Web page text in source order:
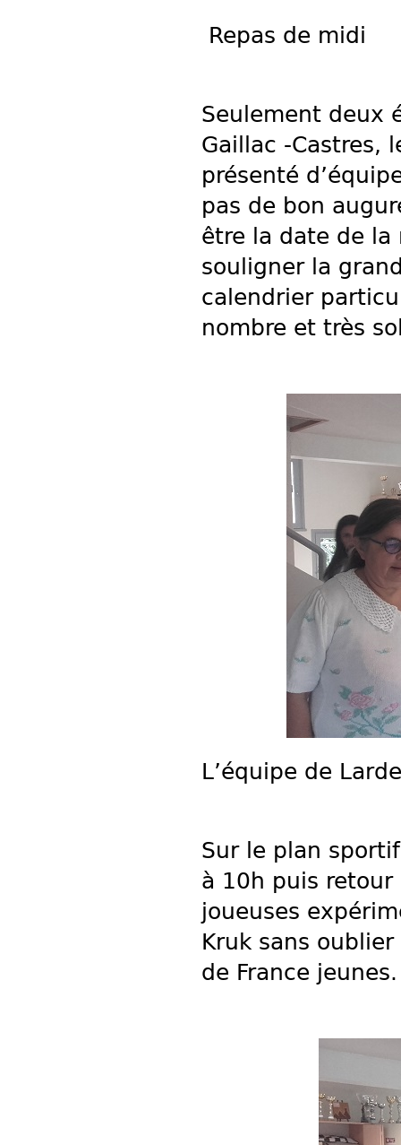
Repas de midi
Seulement deux
Gaillac -Castres,
présenté
pas de bon
être la date de la
souligner la
calendrier
nombre et très
L’équipe de
Sur le plan
à 10h puis
joueuses
Kruk sans
de France jeunes.